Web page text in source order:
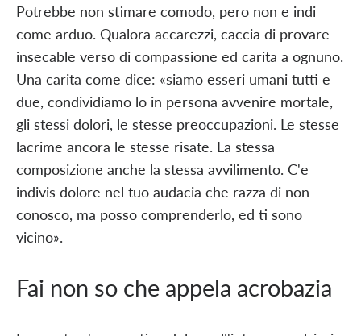
Potrebbe non stimare comodo, pero non e indi
come arduo. Qualora accarezzi, caccia di provare
insecable verso di compassione ed carita a ognuno.
Una carita come dice: «siamo esseri umani tutti e
due, condividiamo lo in persona avvenire mortale,
gli stessi dolori, le stesse preoccupazioni. Le stesse
lacrime ancora le stesse risate. La stessa
composizione anche la stessa avvilimento. C'e
indivis dolore nel tuo audacia che razza di non
conosco, ma posso comprenderlo, ed ti sono
vicino».
Fai non so che appela acrobazia